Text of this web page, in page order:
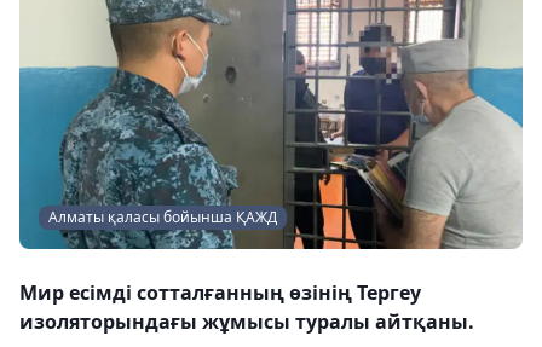
Алматы қаласы бойынша ҚАЖД
Мир есімді сотталғанның өзінің Тергеу
изоляторындағы жұмысы туралы айтқаны.